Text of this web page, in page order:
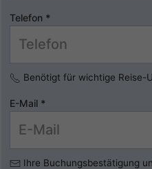
Telefon *
Benötigt für wichtige Reise-
E-Mail *
Ihre Buchungsbestätigung